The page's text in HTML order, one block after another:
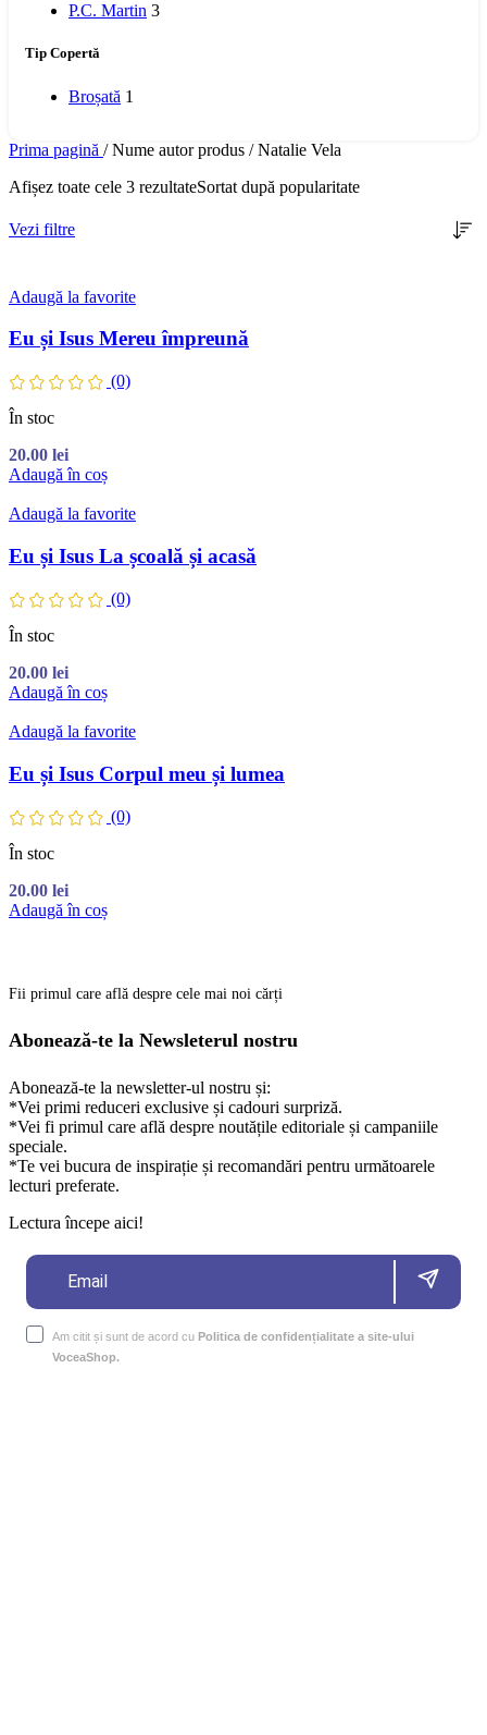
P.C. Martin 3
Tip Copertă
Broșată 1
Prima pagină / Nume autor produs / Natalie Vela
Afișez toate cele 3 rezultateSortat după popularitate
Vezi filtre
Adaugă la favorite
Eu și Isus Mereu împreună
(0)
În stoc
20.00 lei
Adaugă în coș
Adaugă la favorite
Eu și Isus La școală și acasă
(0)
În stoc
20.00 lei
Adaugă în coș
Adaugă la favorite
Eu și Isus Corpul meu și lumea
(0)
În stoc
20.00 lei
Adaugă în coș
Fii primul care află despre cele mai noi cărți
Abonează-te la Newsleterul nostru
Abonează-te la newsletter-ul nostru și:
*Vei primi reduceri exclusive și cadouri surpriză.
*Vei fi primul care află despre noutățile editoriale și campaniile
speciale.
*Te vei bucura de inspirație și recomandări pentru următoarele
lecturi preferate.
Lectura începe aici!
Am citit și sunt de acord cu Politica de confidențialitate a site-ului
VoceaShop.